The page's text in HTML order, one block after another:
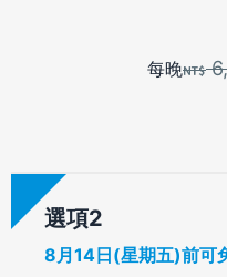
每晚
選項
8月14日(星期五)前可